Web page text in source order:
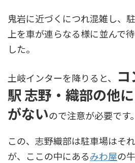
鬼岩に近づくにつれ混雑し、
上を車が連らなる様に並んで
した。
土岐インターを降りると、
駅 志野・織部の他
がないので注意が必要です。
この、志野織部は駐車場はそ
が、ここの中にあるみわ屋の